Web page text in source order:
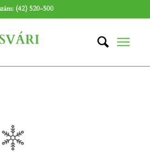
(42) 520-500